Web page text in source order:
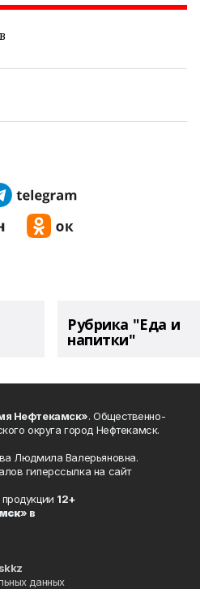
Рубрика "Еда и
напитки"
Нефтекамск». Общественно-
округа город Нефтекамск.
Людмила Валерьяновна.
гиперссылка на сайт
12+
» в
данных